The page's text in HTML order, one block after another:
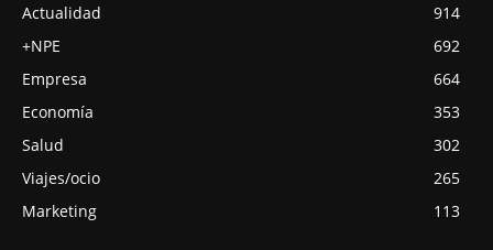
Actualidad
914
+NPE
692
Empresa
664
Economía
353
Salud
302
Viajes/ocio
265
Marketing
113